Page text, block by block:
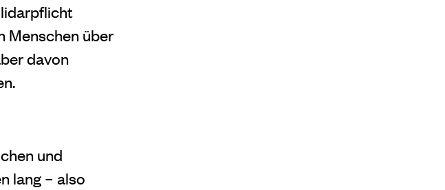
Menschen über
davon
und
lang – also